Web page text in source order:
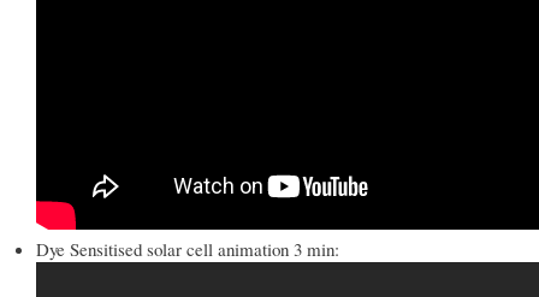
Dye Sensitised solar cell animation 3 min: